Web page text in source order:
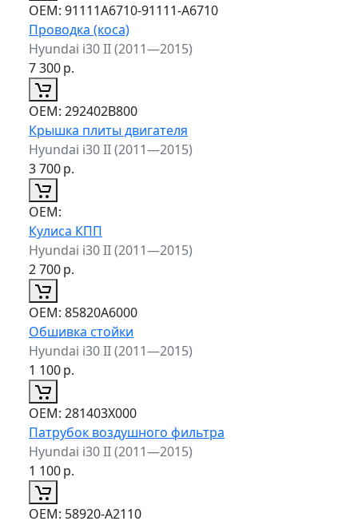
ОЕМ: 91111A6710-91111-A6710
Проводка (коса)
Hyundai i30 II (2011—2015)
7 300р.
ОЕМ: 292402B800
Крышка плиты двигателя
Hyundai i30 II (2011—2015)
3 700р.
ОЕМ:
Кулиса КПП
Hyundai i30 II (2011—2015)
2 700р.
ОЕМ: 85820A6000
Обшивка стойки
Hyundai i30 II (2011—2015)
1 100р.
ОЕМ: 281403X000
Патрубок воздушного фильтра
Hyundai i30 II (2011—2015)
1 100р.
ОЕМ: 58920-A2110